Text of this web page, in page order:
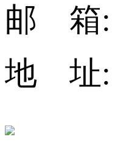
邮 箱:
地 址: